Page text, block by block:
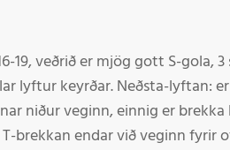
19, veðrið er mjög gott S-gola,
lyftur keyrðar. Neðsta-lyftan:
niður veginn, einnig er
brekkan endar við veginn fyrir